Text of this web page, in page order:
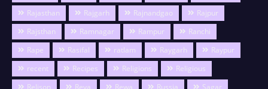
Rajasthan
Rajgarh Rajnandgao
Rajpur
Rajsthan
Ramnagar Rampur
Ranchi
Rape
Rasifal ratlam Raygarh
Raypur
recent
Recipes Religions
Religious
Relison
Reva Rewa Russia
Sagar